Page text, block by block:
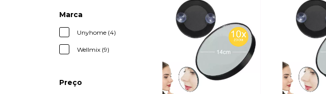
Marca
Unyhome (4)
Wellmix (9)
Preço